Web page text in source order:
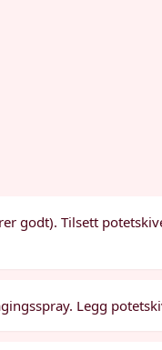
godt). Tilsett
Legg